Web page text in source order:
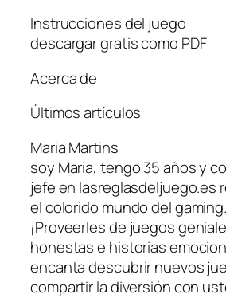
Instrucciones del juego
descargar gratis como PDF
Acerca de
Últimos artículos
Maria Martins
soy Maria, tengo 35 años y
jefe en lasreglasdeljuego.es
el colorido mundo del
¡Proveerles de juegos
honestas e historias
encanta descubrir nuevos
compartir la diversión con